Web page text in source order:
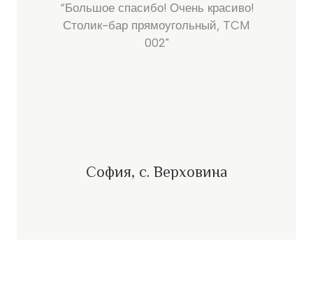
“Большое спасибо! Очень красиво!
Столик-бар прямоугольный, TCM
002"
София, с. Верховина